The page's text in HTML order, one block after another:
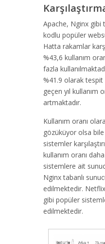
Apache, Nginx gibi
kodlu popüler
Hatta rakamlar
%43,6 kullanım
fazla
%41.9 olarak
geçen yıl kullanım
artmaktadır.
Kullanım oranı
gözüküyor olsa
sistemler
kullanım oranı
sistemlere ait
Nginx tabanlı
edilmektedir.
gibi popüler
edilmektedir.